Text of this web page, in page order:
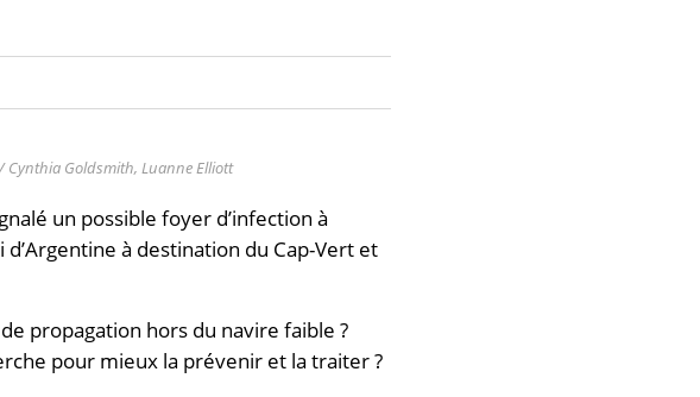
Goldsmith, Luanne Elliott
un possible foyer d’infection à
à destination du Cap-Vert et
propagation hors du navire faible ?
pour mieux la prévenir et la traiter ?